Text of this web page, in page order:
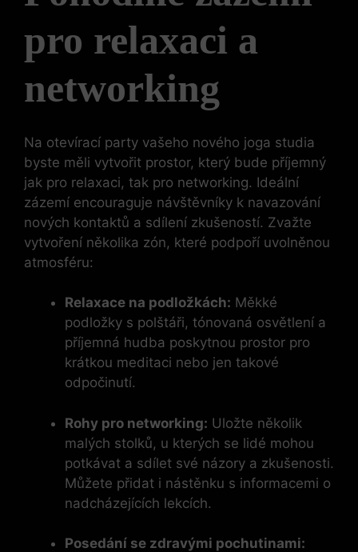
pro relaxaci a
networking
Na otevírací party vašeho nového joga studia
byste měli vytvořit prostor, který bude příjemný
jak pro relaxaci, tak pro networking. Ideální
zázemí encouraguje návštěvníky k navazování
nových kontaktů a sdílení zkušeností. Zvažte
vytvoření několika zón, které podpoří uvolněnou
atmosféru:
Relaxace na podložkách: Měkké
podložky s polštáři, tónovaná osvětlení a
příjemná hudba poskytnou prostor pro
krátkou meditaci nebo jen takové
odpočinutí.
Rohy pro networking: Uložte několik
malých stolků, u kterých se lidé mohou
potkávat a sdílet své názory a zkušenosti.
Můžete přidat i nástěnku s informacemi o
nadcházejících lekcích.
Posedání se zdravými pochutinami: